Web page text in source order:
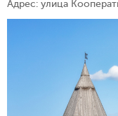
Адрес: улица